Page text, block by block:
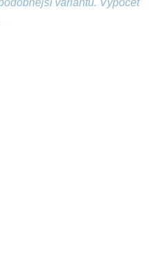
variantu. Výpočet